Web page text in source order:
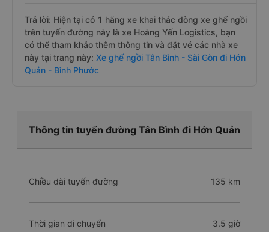
Trả lời: Hiện tại có 1 hãng xe khai thác dòng xe ghế ngồi
trên tuyến đường này là xe Hoàng Yến Logistics, bạn
có thể tham khảo thêm thông tin và đặt vé các nhà xe
này tại trang này: Xe ghế ngồi Tân Bình - Sài Gòn đi Hớn
Quản - Bình Phước
Thông tin tuyến đường Tân Bình đi Hớn Quản
Chiều dài tuyến đường 135 km
Thời gian di chuyển 3.5 giờ